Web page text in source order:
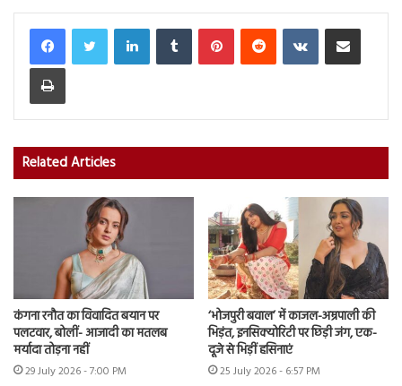
LinkedInTumblr PinterestReddit VKontakteShare via Email
Print
Related Articles
कंगना रनौत का विवादित बयान पर
पलटवार, बोलीं- आजादी का मतलब
मर्यादा तोड़ना नहीं
29 July 2026 - 7:00 PM
‘भोजपुरी बवाल’ में काजल-अम्रपाली की
भिड़ंत, इनसिक्योरिटी पर छिड़ी जंग, एक-
दूजे से भिड़ीं हसिनाएं
25 July 2026 - 6:57 PM